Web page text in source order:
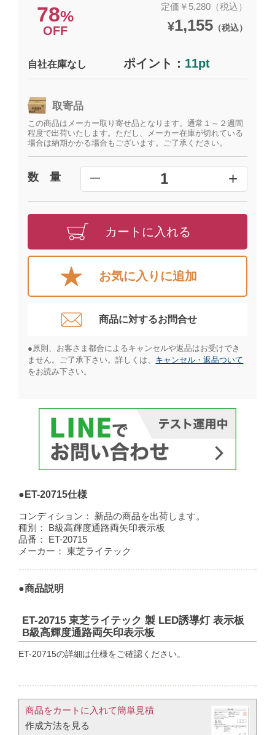
78%
OFF
定価￥5,280（税込）
¥1,155（税込）
自社在庫なし ポイント： 11pt
取寄品
この商品はメーカー取り寄せ品となります。通常１～２週間
程度で出荷いたします。ただし、メーカー在庫が切れている
場合は納期かかる場合もございます。ご了承ください。
数 量 ━ 1 +
カートに入れる
お気に入りに追加
商品に対するお問合せ​
●原則、お客さま都合によるキャンセルや返品はお受けでき
ません。ご了承下さい。詳しくは、 キャンセル・返品ついて
をお読み下さい。​
●ET-20715仕様
コンディション：
新品の商品を出荷します。
種別：
B級高輝度通路両矢印表示板
品番：
ET-20715
メーカー：
東芝ライテック
●商品説明
ET-20715 東芝ライテック 製 LED誘導灯 表示板
B級高輝度通路両矢印表示板
ET-20715の詳細は仕様をご確認ください。
商品をカートに入れて簡単見積​
作成方法を見る​​